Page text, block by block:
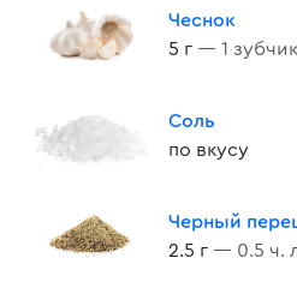
Чеснок
5 г — 1 зубчик
Соль
по вкусу
Черный
2.5 г — 0.5 ч.